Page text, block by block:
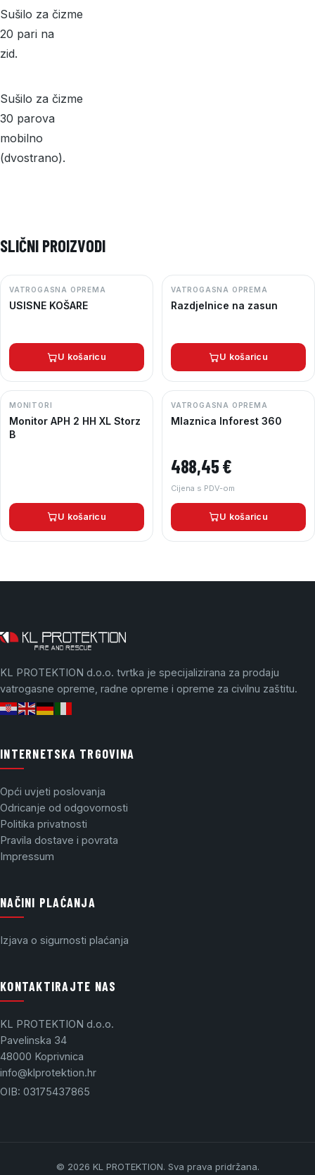
Sušilo za čizme
20 pari na
zid.
Sušilo za čizme
30 parova
mobilno
(dvostrano).
SLIČNI PROIZVODI
VATROGASNA OPREMA
USISNE KOŠARE
U košaricu
VATROGASNA OPREMA
Razdjelnice na zasun
U košaricu
MONITORI
Monitor APH 2 HH XL Storz
B
U košaricu
VATROGASNA OPREMA
Mlaznica Inforest 360
488,45€
Cijena s PDV-om
U košaricu
KL PROTEKTION d.o.o. tvrtka je specijalizirana za prodaju
vatrogasne opreme, radne opreme i opreme za civilnu zaštitu.
INTERNETSKA TRGOVINA
Opći uvjeti poslovanja
Odricanje od odgovornosti
Politika privatnosti
Pravila dostave i povrata
Impressum
NAČINI PLAĆANJA
Izjava o sigurnosti plaćanja
KONTAKTIRAJTE NAS
KL PROTEKTION d.o.o.
Pavelinska 34
48000 Koprivnica
info@klprotektion.hr
OIB: 03175437865
© 2026 KL PROTEKTION. Sva prava pridržana.